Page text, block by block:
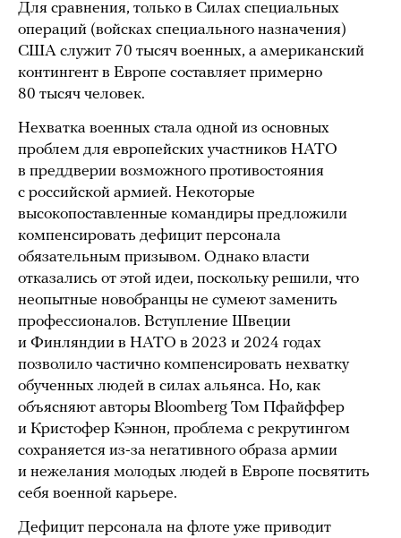
Для сравнения, только в Силах специальных
операций (войсках специального назначения)
США служит 70 тысяч военных, а американский
контингент в Европе составляет примерно
80 тысяч человек.
Нехватка военных стала одной из основных
проблем для европейских участников НАТО
в преддверии возможного противостояния
с российской армией. Некоторые
высокопоставленные командиры предложили
компенсировать дефицит персонала
обязательным призывом. Однако власти
отказались от этой идеи, поскольку решили, что
неопытные новобранцы не сумеют заменить
профессионалов. Вступление Швеции
и Финляндии в НАТО в 2023 и 2024 годах
позволило частично компенсировать нехватку
обученных людей в силах альянса. Но, как
объясняют авторы Bloomberg Том Пфайффер
и Кристофер Кэннон, проблема с рекрутингом
сохраняется из-за негативного образа армии
и нежелания молодых людей в Европе посвятить
себя военной карьере.
Дефицит персонала на флоте уже приводит